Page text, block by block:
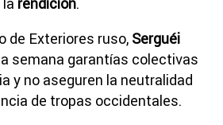
de Exteriores ruso, Serguéi
semana garantías colectivas
y no aseguren la neutralidad
de tropas occidentales.